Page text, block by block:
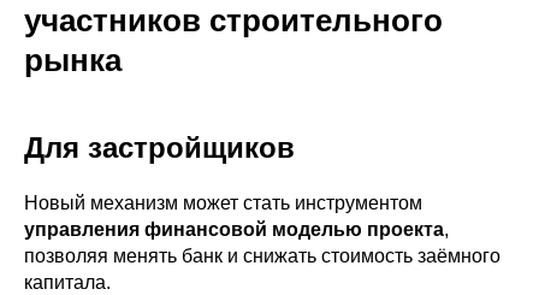
участников строительного
рынка
Для застройщиков
Новый механизм может стать инструментом
управления финансовой моделью проекта,
позволяя менять банк и снижать стоимость заёмного
капитала.